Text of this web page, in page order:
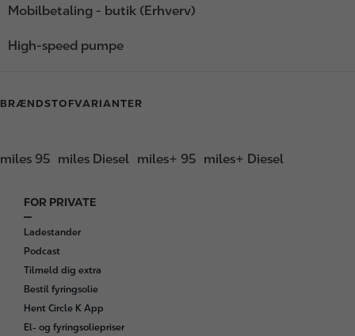
Mobilbetaling - butik (Erhverv)
High-speed pumpe
BRÆNDSTOFVARIANTER
miles 95 miles Diesel miles+ 95 miles+ Diesel
F
o
o
t
e
r
FOR PRIVATE
Ladestander
Podcast
Tilmeld dig extra
Bestil fyringsolie
Hent Circle K App
El- og fyringsoliepriser